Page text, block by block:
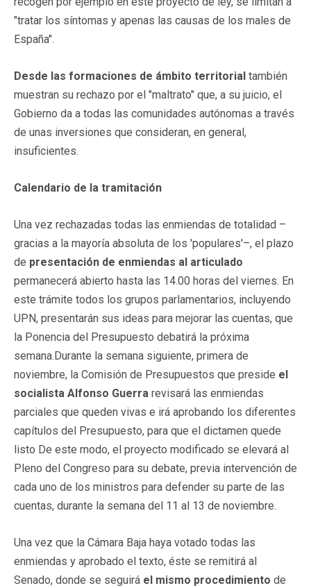
"tratar los síntomas y apenas las causas de los males de
España".
Desde las formaciones de ámbito territorial también
muestran su rechazo por el "maltrato" que, a su juicio, el
Gobierno da a todas las comunidades autónomas a través
de unas inversiones que consideran, en general,
insuficientes.
Calendario de la tramitación
Una vez rechazadas todas las enmiendas de totalidad –
gracias a la mayoría absoluta de los 'populares'–, el plazo
de presentación de enmiendas al articulado
permanecerá abierto hasta las 14.00 horas del viernes. En
este trámite todos los grupos parlamentarios, incluyendo
UPN, presentarán sus ideas para mejorar las cuentas, que
la Ponencia del Presupuesto debatirá la próxima
semana.Durante la semana siguiente, primera de
noviembre, la Comisión de Presupuestos que preside el
socialista Alfonso Guerra revisará las enmiendas
parciales que queden vivas e irá aprobando los diferentes
capítulos del Presupuesto, para que el dictamen quede
listo De este modo, el proyecto modificado se elevará al
Pleno del Congreso para su debate, previa intervención de
cada uno de los ministros para defender su parte de las
cuentas, durante la semana del 11 al 13 de noviembre.
Una vez que la Cámara Baja haya votado todas las
enmiendas y aprobado el texto, éste se remitirá al
Senado, donde se seguirá el mismo procedimiento de